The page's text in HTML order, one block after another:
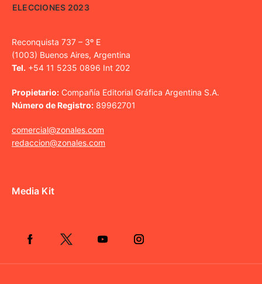
ELECCIONES 2023
Reconquista 737 – 3º E
(1003) Buenos Aires, Argentina
Tel. +54 11 5235 0896 Int 202
Propietario: Compañía Editorial Gráfica Argentina S.A.
Número de Registro: 89962701
comercial@zonales.com
redaccion@zonales.com
Media Kit